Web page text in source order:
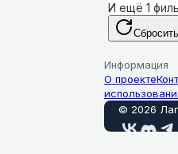
И ещё 1
Сбросить
Информация
О проекте
© 2026